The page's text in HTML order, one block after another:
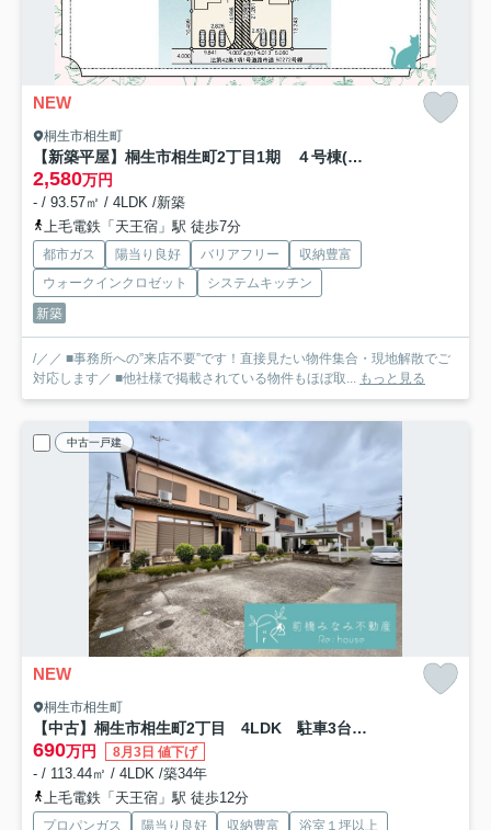
NEW
桐生市相生町
【新築平屋】桐生市相生町2丁目1期 ４号棟(全４棟) リナージュ 新築建売分譲
2,580万円
- / 93.57㎡ / 4LDK /新築
上毛電鉄「天王宿」駅 徒歩7分
都市ガス 陽当り良好 バリアフリー
収納豊富
ウォークインクロゼット
システムキッチン
新築
/／／ ■事務所への”来店不要”です！直接見たい物件集合・現地解散でご
対応します／ ■他社様で掲載されている物件もほぼ取... もっと見る
中古一戸建
NEW
桐生市相生町
【中古】桐生市相生町2丁目 4LDK 駐車3台以上可！
690万円 8月3日 値下げ
- / 113.44㎡ / 4LDK /築34年
上毛電鉄「天王宿」駅 徒歩12分
プロパンガス 陽当り良好 収納豊富 浴室１坪以上